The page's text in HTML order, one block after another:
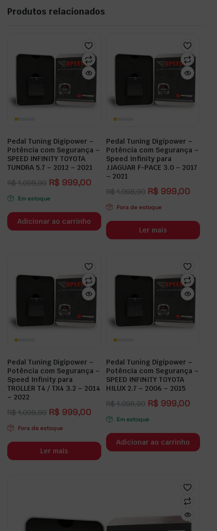
Produtos relacionados
Pedal Tuning Digipower –
Potência com Segurança –
SPEED INFINITY TOYOTA
TUNDRA 5.7 – 2012 – 2021
R$1.098,90 R$ 999,00
Em estoque
Adicionar ao carrinho
Pedal Tuning Digipower –
Potência com Segurança –
Speed Infinity para
JJAGUAR F-PACE 3.0 – 2017
– 2021
R$1.098,90 R$ 999,00
Fora de estoque
Ler mais
Pedal Tuning Digipower –
Potência com Segurança –
Speed Infinity para
TROLLER T4 / TX4 3.2 – 2014
– 2022
R$1.098,90 R$ 999,00
Fora de estoque
Ler mais
Pedal Tuning Digipower –
Potência com Segurança –
SPEED INFINITY TOYOTA
HILUX 2.7 – 2006 – 2015
R$1.098,90 R$ 999,00
Em estoque
Adicionar ao carrinho